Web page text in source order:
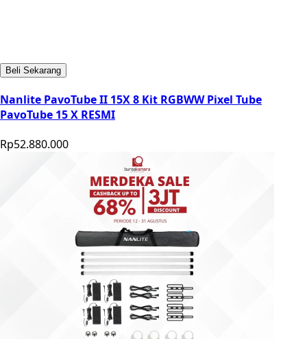
Beli Sekarang
Nanlite PavoTube II 15X 8 Kit RGBWW Pixel Tube
PavoTube 15 X RESMI
Rp52.880.000